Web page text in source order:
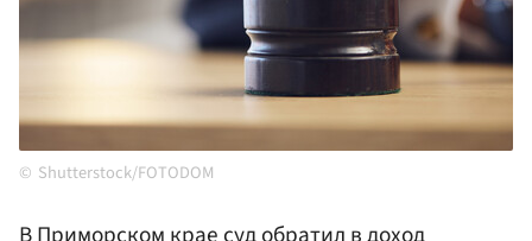
Shutterstock/FOTODOM